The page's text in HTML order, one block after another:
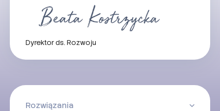
Dyrektor ds. Rozwoju
Rozwiązania